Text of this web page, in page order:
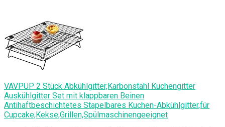
VAVPUP 2 Stück Abkühlgitter,Karbonstahl Kuchengitter
Auskühlgitter Set mit klappbaren Beinen
Antihaftbeschichtetes Stapelbares Kuchen-Abkühlgitter,für
Cupcake,Kekse,Grillen,Spülmaschinengeeignet